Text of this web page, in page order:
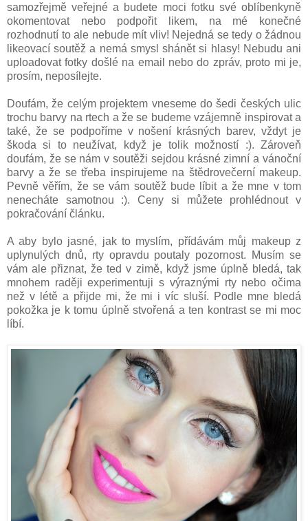
samozřejmě veřejné a budete moci fotku své oblíbenkyně
okomentovat nebo podpořit likem, na mé konečné
rozhodnutí to ale nebude mít vliv! Nejedná se tedy o žádnou
likeovací soutěž a nemá smysl shánět si hlasy! Nebudu ani
uploadovat fotky došlé na email nebo do zpráv, proto mi je,
prosím, neposílejte.
Doufám, že celým projektem vneseme do šedi českých ulic
trochu barvy na rtech a že se budeme vzájemně inspirovat a
také, že se podpoříme v nošení krásných barev, vždyt je
škoda si to neužívat, když je tolik možností :). Zároveň
doufám, že se nám v soutěži sejdou krásné zimní a vánoční
barvy a že se třeba inspirujeme na štědrovečerní makeup.
Pevně věřím, že se vám soutěž bude líbit a že mne v tom
nenecháte samotnou :). Ceny si můžete prohlédnout v
pokračování článku.
A aby bylo jasné, jak to myslím, přídávám můj makeup z
uplynulých dnů, rty opravdu poutaly pozornost. Musím se
vám ale přiznat, že ted v zimě, když jsme úplně bledá, tak
mnohem raději experimentuji s výraznými rty nebo očima
než v létě a přijde mi, že mi i víc sluší. Podle mne bledá
pokožka je k tomu úplně stvořená a ten kontrast se mi moc
líbí.